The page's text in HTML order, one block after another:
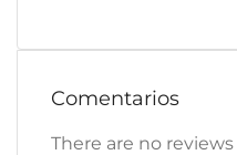
Comentarios
There are no